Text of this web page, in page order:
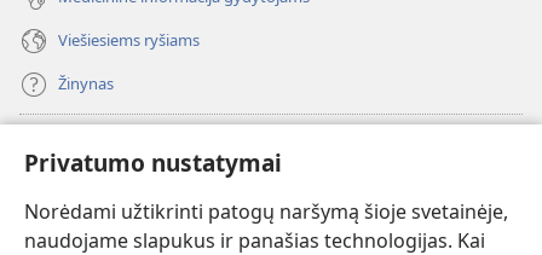
Privatumo nustatymai
Norėdami užtikrinti patogų naršymą šioje svetainėje,
naudojame slapukus ir panašias technologijas. Kai
Viešiesiems ryšiams
Žinynas
(atsiveria
naujas
langas)Sargybos bokšto INTERNETINĖ BIBLIOTEKA
(atsiveria
naujas